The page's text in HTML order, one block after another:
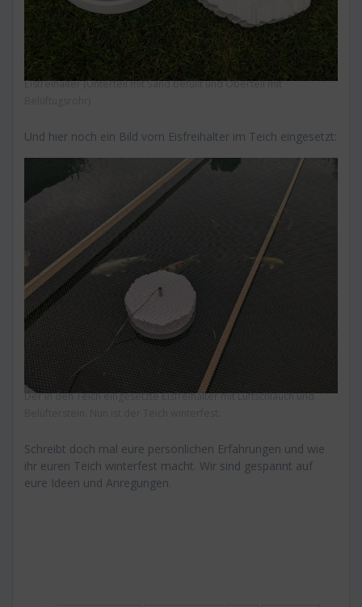
Eisfreihalter (Unterteil mit Sand befüllt und Oberteil mit
Und hier noch ein Bild vom Eisfreihalter im Teich eingesetzt:
Der in den Teich eingesetzte Eisfreihalter mit Luftschlauch und
Schreibt doch mal eure persönlichen Erfahrungen und wie
ihr euren Teich winterfest macht. Wir sind gespannt auf
eure Ideen und Anregungen.